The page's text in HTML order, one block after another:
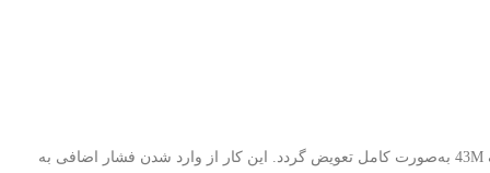
با توجه به اینکه LEDهای بک لایت دارای عمر مفید مشخصی هستند، در صورت مشاهده خرابی یا افت نور، توصیه می‌شود کل بک لایت تلویزیون سامسونگ 43M به‌صورت کامل تعویض گردد. این کار از وارد شدن فشار اضافی به